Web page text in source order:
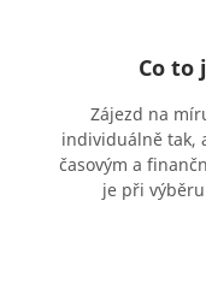
Co to
Zájezd na
individuálně tak,
časovým a
je při